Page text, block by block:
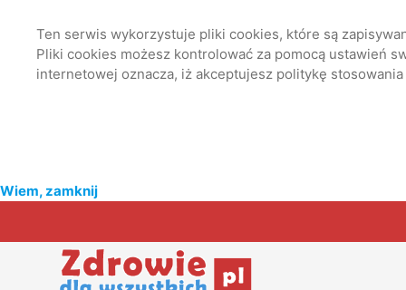
Ten serwis wykorzystuje pliki cookies, które są
Pliki cookies możesz kontrolować za pomocą ustawień
internetowej oznacza, iż akceptujesz politykę
Wiem, zamknij